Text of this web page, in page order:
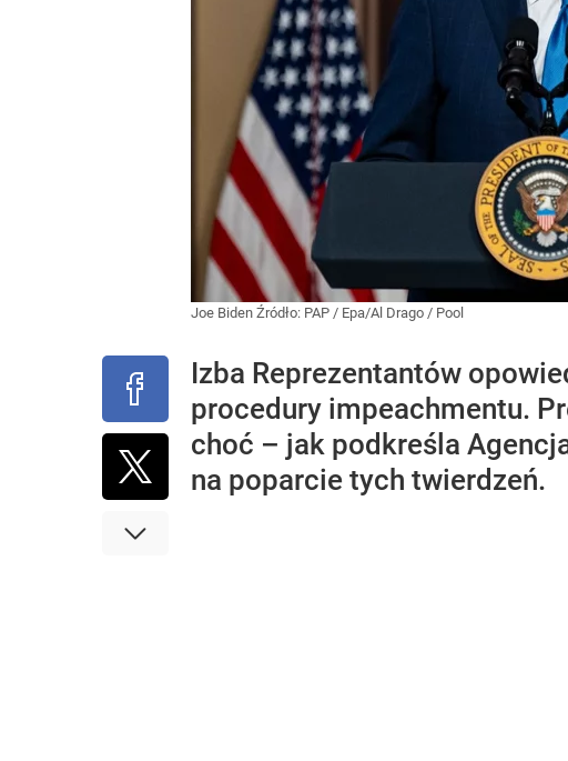
Joe Biden Źródło: PAP / Epa/Al Drago / Pool
Izba Reprezentantów
procedury impeachmentu.
choć – jak podkreśla
na poparcie tych twierdzeń.